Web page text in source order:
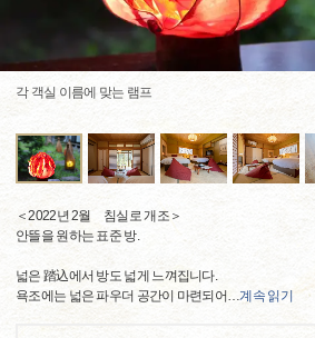
각 객실 이름에 맞는 램프
＜2022년 2월 침실로 개조＞
안뜰을 원하는 표준 방.
넓은 踏込에서 방도 넓게 느껴집니다.
욕조에는 넓은 파우더 공간이 마련되어
계속 읽기